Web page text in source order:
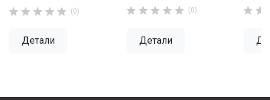
     (0)
Детали
     (0)
Детали
 